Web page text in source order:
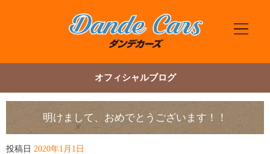
オフィシャルブログ
明けまして、おめでとうございます！！
投稿日 2020年1月1日